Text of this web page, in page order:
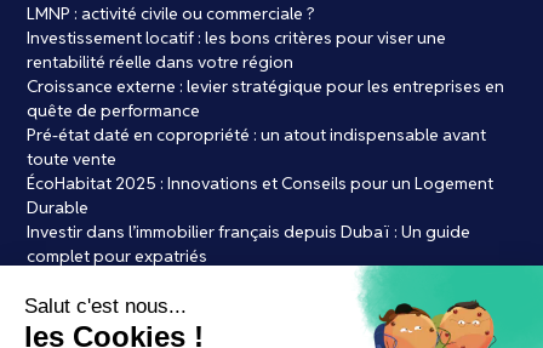
LMNP : activité civile ou commerciale ?
Investissement locatif : les bons critères pour viser une
rentabilité réelle dans votre région
Croissance externe : levier stratégique pour les entreprises en
quête de performance
Pré-état daté en copropriété : un atout indispensable avant
toute vente
ÉcoHabitat 2025 : Innovations et Conseils pour un Logement
Durable
Investir dans l’immobilier français depuis Dubaï : Un guide
complet pour expatriés
Achat immobilier : les 7 erreurs courantes à éviter absolument
LMNP Bordeaux : le bon timing pour se lancer ?
Par Laure de credits.frLes courtiers en crédit immobilier à l’ère